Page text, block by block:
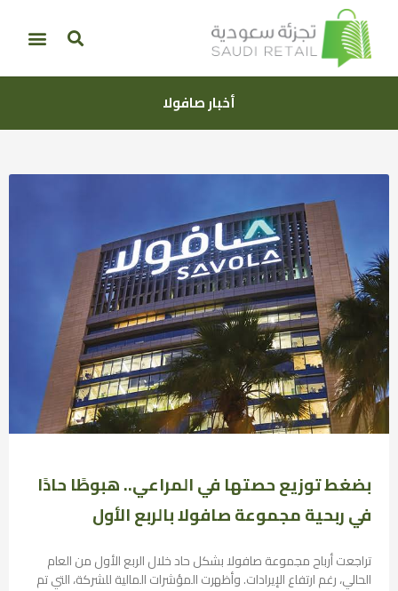
أخبار صافولا
بضغط توزيع حصتها في المراعي.. هبوطًا حادًا
في ربحية مجموعة صافولا بالربع الأول
تراجعت أرباح مجموعة صافولا بشكل حاد خلال الربع الأول من العام
الحالي، رغم ارتفاع الإيرادات. وأظهرت المؤشرات المالية للشركة، التي تم